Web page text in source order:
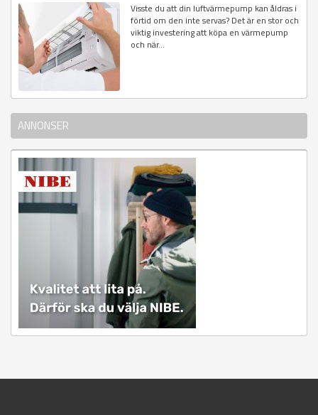
Visste du att din luftvärmepump kan åldras i
förtid om den inte servas? Det är en stor och
viktig investering att köpa en värmepump
och när...
ANNONSER